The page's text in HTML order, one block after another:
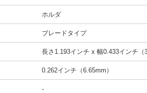
ホルダ
ブレードタイプ
長さ1.193インチ x 幅0.433インチ（
0.262インチ（6.65mm）
-